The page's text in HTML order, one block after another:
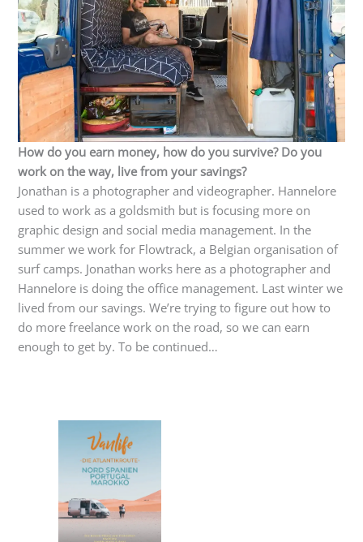
How do you earn money, how do you survive? Do you
work on the way, live from your savings?
Jonathan is a photographer and videographer. Hannelore
used to work as a goldsmith but is focusing more on
graphic design and social media management. In the
summer we work for Flowtrack, a Belgian organisation of
surf camps. Jonathan works here as a photographer and
Hannelore is doing the office management. Last winter we
lived from our savings. We’re trying to figure out how to
do more freelance work on the road, so we can earn
enough to get by. To be continued…